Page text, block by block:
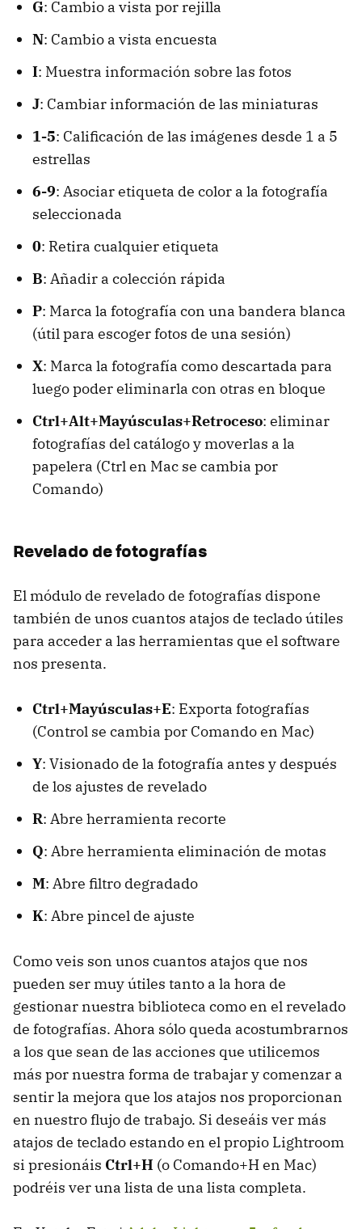
G: Cambio a vista por rejilla
N: Cambio a vista encuesta
I: Muestra información sobre las fotos
J: Cambiar información de las miniaturas
1-5: Calificación de las imágenes desde 1 a 5
estrellas
6-9: Asociar etiqueta de color a la fotografía
seleccionada
0: Retira cualquier etiqueta
B: Añadir a colección rápida
P: Marca la fotografía con una bandera blanca
(útil para escoger fotos de una sesión)
X: Marca la fotografía como descartada para
luego poder eliminarla con otras en bloque
Ctrl+Alt+Mayúsculas+Retroceso: eliminar
fotografías del catálogo y moverlas a la
papelera (Ctrl en Mac se cambia por
Comando)
Revelado de fotografías
El módulo de revelado de fotografías dispone
también de unos cuantos atajos de teclado útiles
para acceder a las herramientas que el software
nos presenta.
Ctrl+Mayúsculas+E: Exporta fotografías
(Control se cambia por Comando en Mac)
Y: Visionado de la fotografía antes y después
de los ajustes de revelado
R: Abre herramienta recorte
Q: Abre herramienta eliminación de motas
M: Abre filtro degradado
K: Abre pincel de ajuste
Como veis son unos cuantos atajos que nos
pueden ser muy útiles tanto a la hora de
gestionar nuestra biblioteca como en el revelado
de fotografías. Ahora sólo queda acostumbrarnos
a los que sean de las acciones que utilicemos
más por nuestra forma de trabajar y comenzar a
sentir la mejora que los atajos nos proporcionan
en nuestro flujo de trabajo. Si deseáis ver más
atajos de teclado estando en el propio Lightroom
si presionáis Ctrl+H (o Comando+H en Mac)
podréis ver una lista de una lista completa.